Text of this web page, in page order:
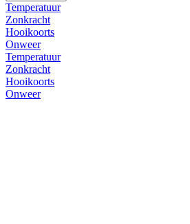
Temperatuur
Zonkracht
Hooikoorts
Onweer
Temperatuur
Zonkracht
Hooikoorts
Onweer